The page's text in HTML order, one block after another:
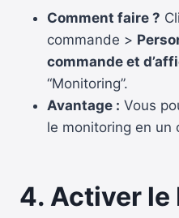
Comment faire ?
commande >
commande et
“Monitoring”.
Avantage : Vous
le monitoring en un
4. Activer le